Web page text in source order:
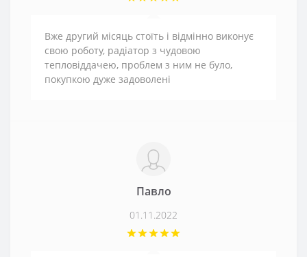
Вже другий місяць стоїть і відмінно виконує
свою роботу, радіатор з чудовою
тепловіддачею, проблем з ним не було,
покупкою дуже задоволені
Павло
01.11.2022